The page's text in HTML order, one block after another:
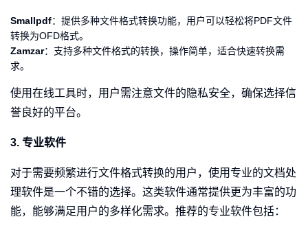
Smallpdf：提供多种文件格式转换功能，用户可以轻松将PDF文件
转换为OFD格式。
Zamzar：支持多种文件格式的转换，操作简单，适合快速转换需
求。
使用在线工具时，用户需注意文件的隐私安全，确保选择信
誉良好的平台。
3. 专业软件
对于需要频繁进行文件格式转换的用户，使用专业的文档处
理软件是一个不错的选择。这类软件通常提供更为丰富的功
能，能够满足用户的多样化需求。推荐的专业软件包括：